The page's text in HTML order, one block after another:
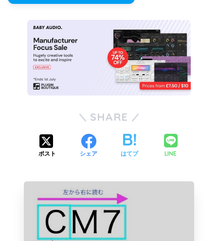
SHARE
ポスト シェア はてブ LINE